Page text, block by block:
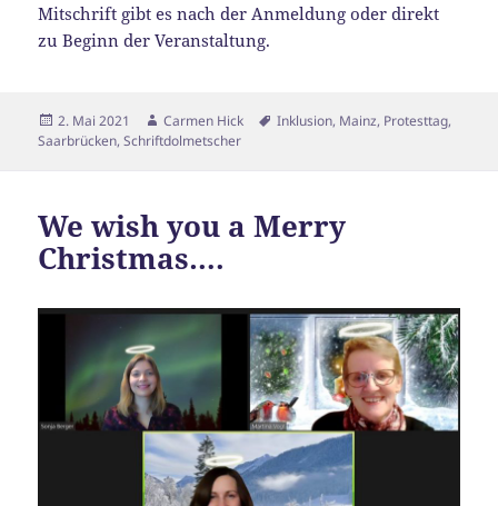
Mitschrift gibt es nach der Anmeldung oder direkt
zu Beginn der Veranstaltung.
Veröffentlicht
am
2. Mai 2021 Autor
Carmen Hick Schlagwörter
Inklusion, Mainz, Protesttag,
Saarbrücken,Schriftdolmetscher
We wish you a Merry
Christmas….